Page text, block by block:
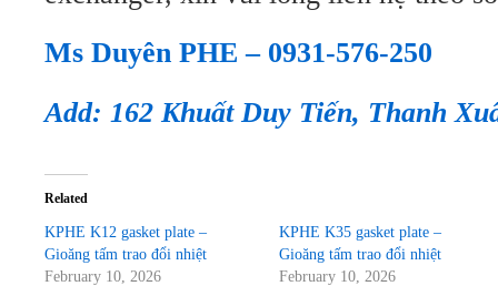
Ms Duyên PHE – 0931-576-250
Add: 162 Khuất Duy Tiến, Thanh
Related
KPHE K12 gasket plate –
Gioăng tấm trao đổi nhiệt
February 10, 2026
KPHE K35 gasket plate –
Gioăng tấm trao đổi nhiệt
February 10, 2026